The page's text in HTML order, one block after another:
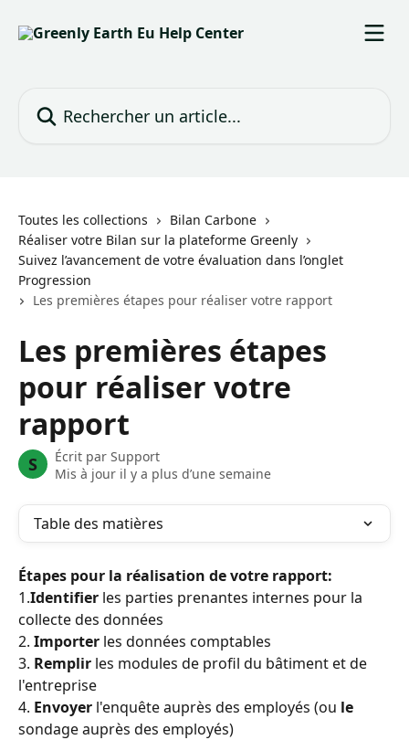
Toutes les collections
Bilan Carbone
Réaliser votre Bilan sur la plateforme Greenly
Suivez l’avancement de votre évaluation dans l’onglet
Progression
Les premières étapes pour réaliser votre rapport
Les premières étapes
pour réaliser votre
rapport
S Écrit par Support
Mis à jour il y a plus d’une semaine
Table des matières
Étapes pour la réalisation de votre rapport:
1.Identifier les parties prenantes internes pour la
collecte des données
2. Importer les données comptables
3. Remplir les modules de profil du bâtiment et de
l'entreprise
4. Envoyer l'enquête auprès des employés (ou le
sondage auprès des employés)